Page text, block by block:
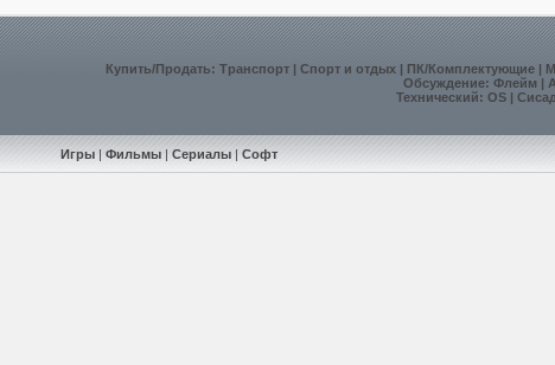
Купить/Продать:Транспорт |Спорт и отдых |ПК/Комплектующие |
Обсуждение:Флейм |
Технический:OS |
Игры |Фильмы |Сериалы |Софт